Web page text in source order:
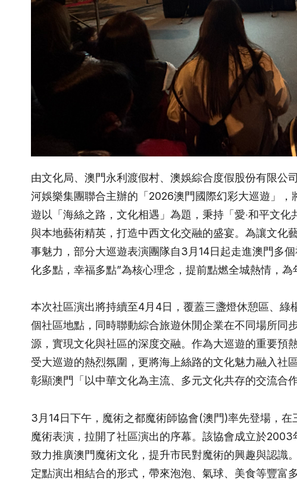
由文化局、澳門永利渡假村、澳娛綜合度假股份有限公
河娛樂集團聯合主辦的「2026澳門國際幻彩大巡遊」，
遊以「海絲之路，文化相遇」為題，秉持「愛‧和平文
與本地藝術精英，打造中西文化交融的盛宴。為讓文化
事魅力，部分大巡遊表演團隊自3 月 14日起走進澳門多
化多點，幸福多點”為核心理念，提前點燃全城熱情，為
本次社區演出將持續至4月 4日，覆蓋三盞燈休憩區、綠
個社區地點，同時聯動綜合旅遊休閒企業在不同場所同
源，實現文化與社區的深度交融。作為大巡遊的重要預
受大巡遊的熱烈氛圍，更將海上絲路的文化魅力融入社
彰顯澳門「以中華文化為主流、多元文化共存的交流合
3 月 14日下午，魔術之都魔術師協會(澳門)率先登場，在
魔術表演，拉開了社區演出的序幕。該協會成立於2003
致力推廣澳門魔術文化，提升市民對魔術的興趣與認識
定點演出相結合的形式，帶來泡泡、氣球、美食等豐富